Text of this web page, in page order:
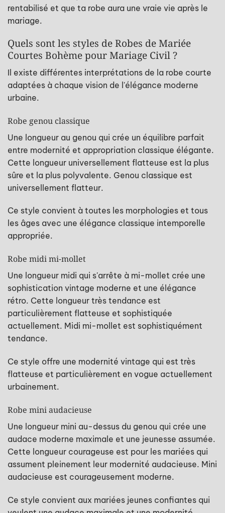
rentabilisé et que ta robe aura une vraie vie après le
mariage.
Quels sont les styles de Robes de Mariée
Courtes Bohème pour Mariage Civil ?
Il existe différentes interprétations de la robe courte
adaptées à chaque vision de l'élégance moderne
urbaine.
Robe genou classique
Une longueur au genou qui crée un équilibre parfait
entre modernité et appropriation classique élégante.
Cette longueur universellement flatteuse est la plus
sûre et la plus polyvalente. Genou classique est
universellement flatteur.
Ce style convient à toutes les morphologies et tous
les âges avec une élégance classique intemporelle
appropriée.
Robe midi mi-mollet
Une longueur midi qui s'arrête à mi-mollet crée une
sophistication vintage moderne et une élégance
rétro. Cette longueur très tendance est
particulièrement flatteuse et sophistiquée
actuellement. Midi mi-mollet est sophistiquément
tendance.
Ce style offre une modernité vintage qui est très
flatteuse et particulièrement en vogue actuellement
urbainement.
Robe mini audacieuse
Une longueur mini au-dessus du genou qui crée une
audace moderne maximale et une jeunesse assumée.
Cette longueur courageuse est pour les mariées qui
assument pleinement leur modernité audacieuse. Mini
audacieuse est courageusement moderne.
Ce style convient aux mariées jeunes confiantes qui